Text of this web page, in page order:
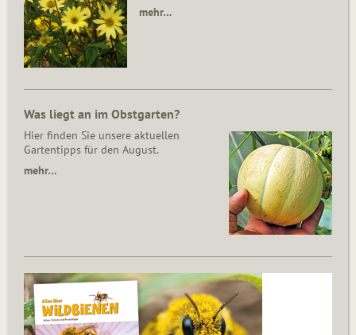
mehr…
Was liegt an im Obstgarten?
Hier finden Sie unsere aktuellen
Gartentipps für den August.
mehr…